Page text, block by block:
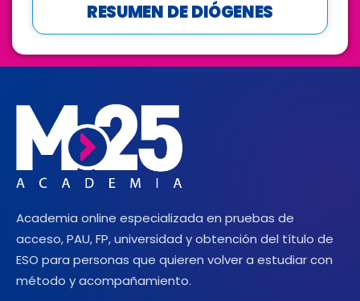
RESUMEN DE DIÓGENES
Academia online especializada en pruebas de
acceso, PAU, FP, universidad y obtención del título de
ESO para personas que quieren volver a estudiar con
método y acompañamiento.